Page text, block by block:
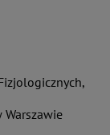
Warszawie